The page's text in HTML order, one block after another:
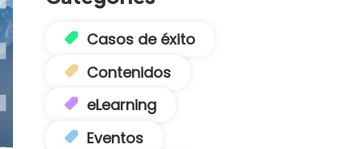
Casos de éxito
Contenidos
eLearning
Eventos